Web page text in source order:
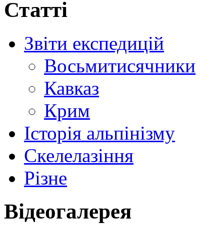
Статті
Звіти експедицій
Восьмитисячники
Кавказ
Крим
Історія альпінізму
Скелелазіння
Різне
Відеогалерея